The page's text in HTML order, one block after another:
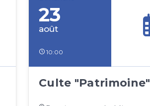
23
août
10:00
Culte "Patrimoine"